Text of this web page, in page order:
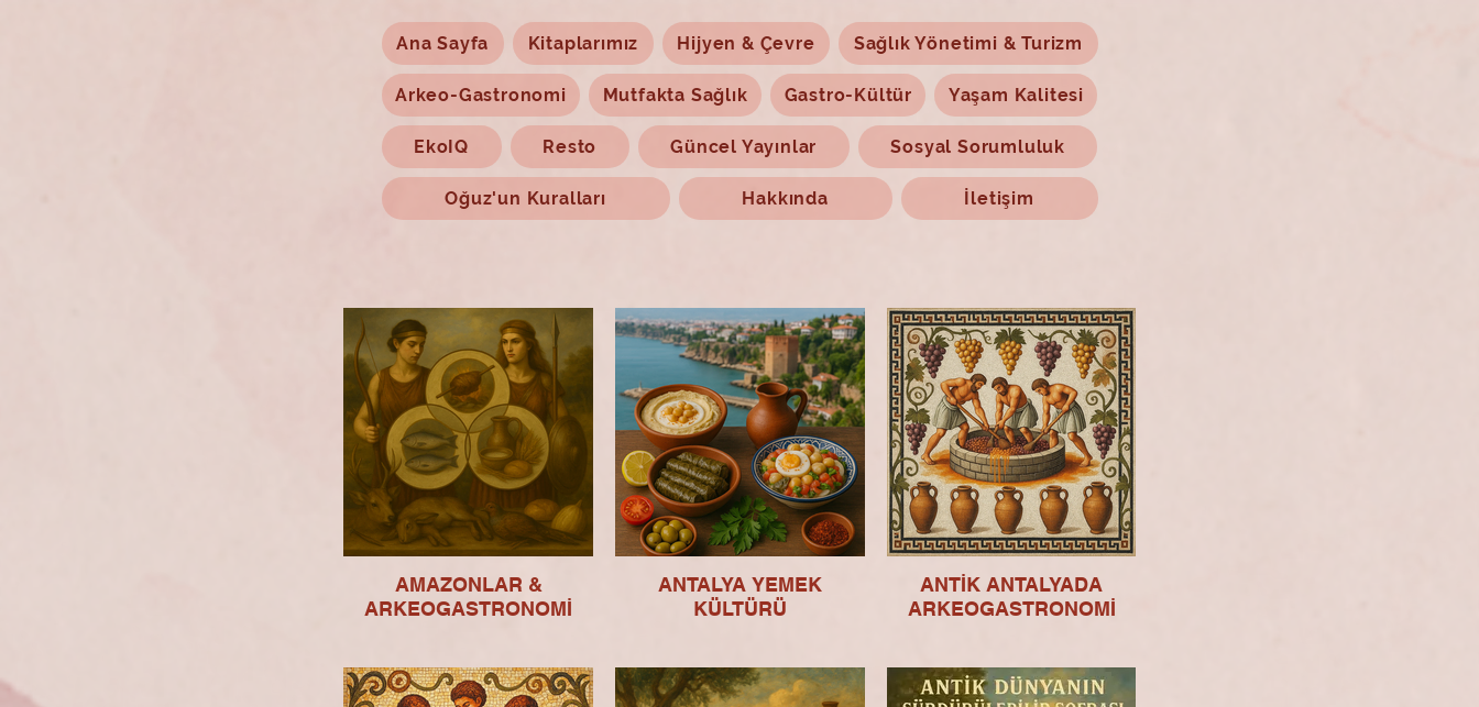
Ana Sayfa Kitaplarımız Hijyen & Çevre Sağlık Yönetimi & Turizm
Arkeo-Gastronomi Mutfakta Sağlık Gastro-Kültür Yaşam Kalitesi
EkoIQ Resto Güncel Yayınlar Sosyal Sorumluluk
Oğuz'un Kuralları Hakkında İletişim
AMAZONLAR &
ARKEOGASTRONOMİ
ANTALYA YEMEK
KÜLTÜRÜ
ANTİK ANTALYADA
ARKEOGASTRONOMİ